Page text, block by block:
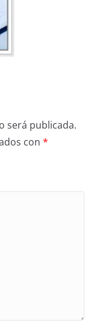
será publicada.
con *